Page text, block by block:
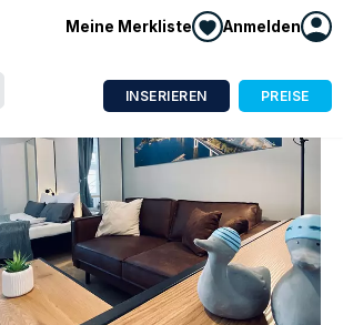
Meine Merkliste Anmelden
INSERIEREN PREISE